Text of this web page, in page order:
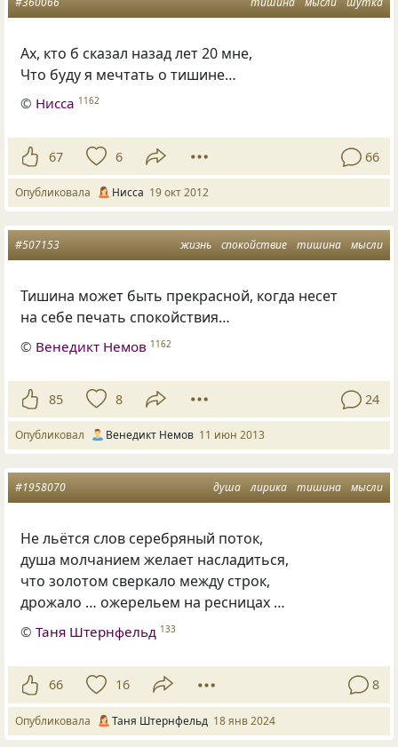
Ах, кто б сказал назад лет 20 мне,
Что буду я мечтать о тишине…
© Нисса 1162
67 6 66
Опубликовала Нисса 19 окт 2012
жизнь спокойствие тишина мысли
#507153
Тишина может быть прекрасной, когда несет
на себе печать спокойствия…
© Венедикт Немов 1162
85 8 24
Опубликовал Венедикт Немов 11 июн 2013
душа лирика тишина мысли
#1958070
Не льётся слов серебряный поток,
душа молчанием желает насладиться,
что золотом сверкало между строк,
дрожало … ожерельем на ресницах …
©Таня Штернфельд 133
66 16 8
Опубликовала Таня Штернфельд 18 янв 2024